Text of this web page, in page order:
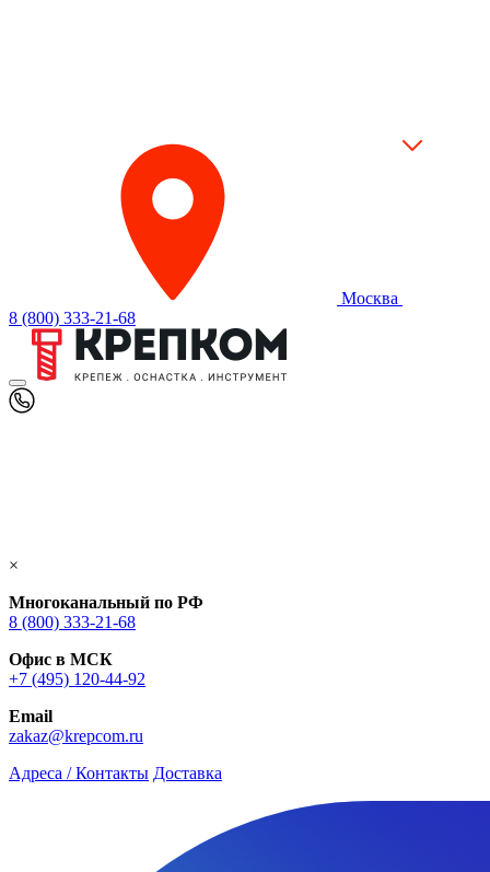
Москва
8 (800) 333-21-68
×
Многоканальный по РФ
8 (800) 333‑21-68
Офис в МСК
+7 (495) 120-44-92
Email
zakaz@krepcom.ru
Адреса / Контакты Доставка